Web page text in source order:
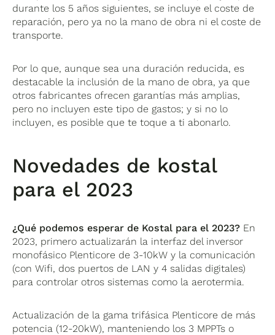
durante los 5 años siguientes, se incluye el coste de
reparación, pero ya no la mano de obra ni el coste de
transporte.
Por lo que, aunque sea una duración reducida, es
destacable la inclusión de la mano de obra, ya que
otros fabricantes ofrecen garantías más amplias,
pero no incluyen este tipo de gastos; y si no lo
incluyen, es posible que te toque a ti abonarlo.
Novedades de kostal
para el 2023
¿Qué podemos esperar de Kostal para el 2023? En
2023, primero actualizarán la interfaz del inversor
monofásico Plenticore de 3-10kW y la comunicación
(con Wifi, dos puertos de LAN y 4 salidas digitales)
para controlar otros sistemas como la aerotermia.
Actualización de la gama trifásica Plenticore de más
potencia (12-20kW), manteniendo los 3 MPPTs o